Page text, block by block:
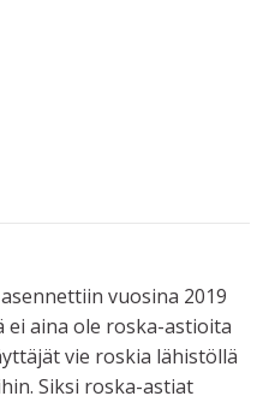
vuosina 2019
ei aina ole roska-astioita
vie roskia lähistöllä
Siksi roska-astiat